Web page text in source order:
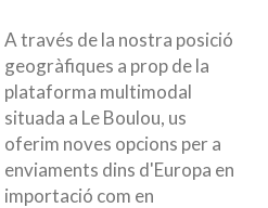
A través de la nostra posició
geogràfiques a prop de la
plataforma multimodal
situada a Le Boulou, us
oferim noves opcions per a
enviaments dins d'Europa en
importació com en